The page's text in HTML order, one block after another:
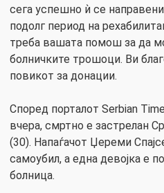
сега успешно ѝ се
подолг период на
треба вашата помош за да
болничките трошоци. Ви
повикот за донации.
Според порталот Serbian
вчера, смртно е застрелан
(30). Напаѓачот Џереми
самоубил, а една девојка е
болница.